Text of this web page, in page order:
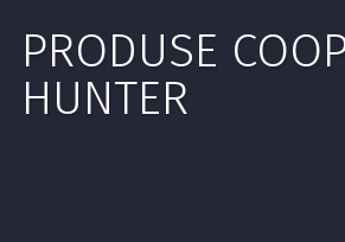
PRODUSE
HUNTER